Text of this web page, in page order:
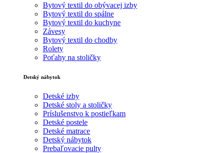
Bytový textil do obývacej izby
Bytový textil do spálne
Bytový textil do kuchyne
Závesy
Bytový textil do chodby
Rolety
Poťahy na stoličky
Detský nábytok
Detské izby
Detské stoly a stoličky
Príslušenstvo k postieľkam
Detské postele
Detské matrace
Detský nábytok
Prebaľovacie pulty